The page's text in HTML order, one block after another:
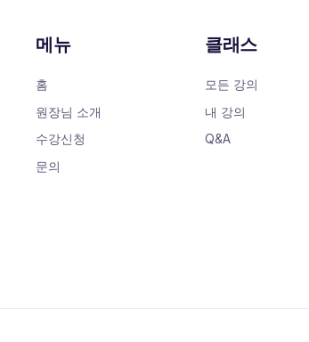
메뉴
홈
원장님 소개
수강신청
문의
클래스
모든 강의
내 강의
Q&A